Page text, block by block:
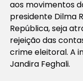
aos movimentos
presidente Dilma
República, seja
rejeição das
crime eleitoral. A
Jandira Feghali.